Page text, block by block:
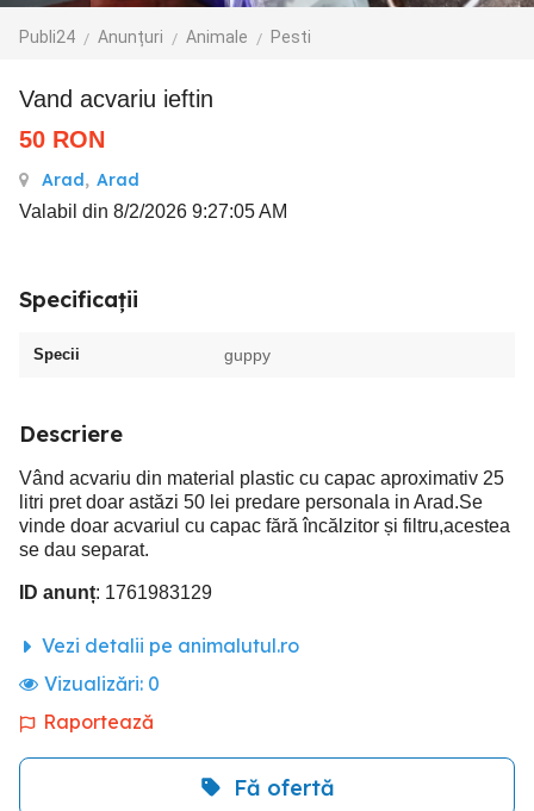
Publi24 Anunțuri Animale Pesti
Vand acvariu ieftin
50 RON
Arad, Arad
Valabil din 8/2/2026 9:27:05 AM
Specificații
Specii guppy
Descriere
Vând acvariu din material plastic cu capac aproximativ 25
litri pret doar astăzi 50 lei predare personala in Arad.Se
vinde doar acvariul cu capac fără încălzitor și filtru,acestea
se dau separat.
ID anunț: 1761983129
Vezi detalii pe animalutul.ro
Vizualizări: 0
Raportează
Fă ofertă